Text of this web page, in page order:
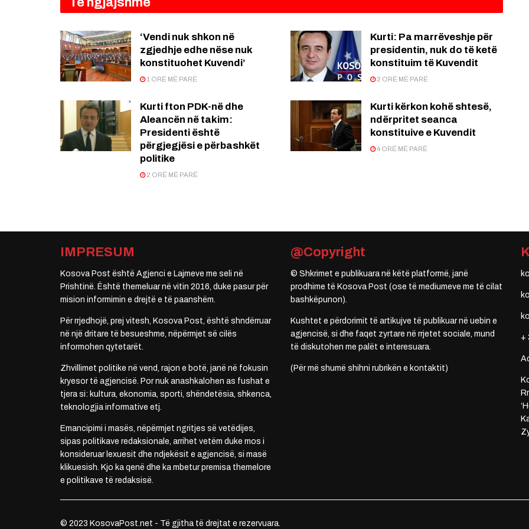
‘Vendi nuk shkon në
zgjedhje edhe nëse nuk
konstituohet Kuvendi’
1 ORË MË PARË
Kurti: Pa marrëveshje për
presidentin, nuk do të ketë
konstituim të Kuvendit
2 ORË MË PARË
Kurti fton PDK-në dhe
Aleancën në takim:
Presidenti është
përgjegjësi e përbashkët
politike
2 ORË MË PARË
Kurti kërkon kohë shtesë,
ndërpritet seanca
konstituive e Kuvendit
4 ORË MË PARË
IMPRESUM
Kosova Post është Agjenci e Lajmeve me seli në
Prishtinë. Është themeluar në vitin 2016, duke pasur për
mision informimin e drejtë e të paanshëm.
Për rrjedhojë, prej vitesh, Kosova Post, është shndërruar
në një dritare të besueshme, nëpërmjet së cilës
informohen qytetarët.
Zhvillimet politike në vend, rajon e botë, janë në fokusin
kryesor të agjencisë. Por nuk anashkalohen as fushat e
tjera si: kultura, ekonomia, sporti, shëndetësia, shkenca,
teknologjia informative etj.
Emancipimi i masës, nëpërmjet ngritjes së vetëdijes,
sipas politikave redaksionale, arrihet vetëm duke mos i
konsideruar lexuesit dhe ndjekësit e agjencisë, si masë
klikuesish. Kjo ka qenë dhe ka mbetur premisa themelore
e politikave të redaksisë.
@Copyright
© Shkrimet e publikuara në këtë platformë, janë
prodhime të Kosova Post (ose të mediumeve me të cilat
bashkëpunon).
Kushtet e përdorimit të artikujve të publikuar në uebin e
agjencisë, si dhe faqet zyrtare në rrjetet sociale, mund
të diskutohen me palët e interesuara.
(Për më shumë shihni rubrikën e kontaktit)
+
© 2023 KosovaPost.net - Të gjitha të drejtat e rezervuara.